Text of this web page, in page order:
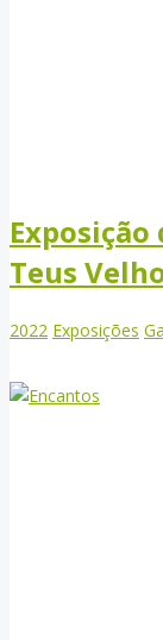
Teus
2022 Exposições